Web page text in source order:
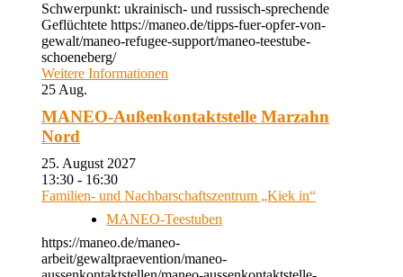
Schwerpunkt: ukrainisch- und russisch-sprechende
Geflüchtete https://maneo.de/tipps-fuer-opfer-von-
gewalt/maneo-refugee-support/maneo-teestube-
schoeneberg/
Weitere Informationen
25 Aug.
MANEO-Außenkontaktstelle Marzahn
Nord
25. August 2027
13:30 - 16:30
Familien- und Nachbarschaftszentrum „Kiek in“
MANEO-Teestuben
https://maneo.de/maneo-
arbeit/gewaltpraevention/maneo-